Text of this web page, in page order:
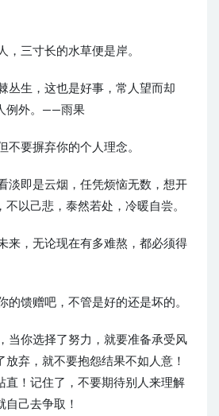
，三寸长的水草便是岸。
丛生，这也是好事，常人望而却
例外。——雨果
不要摒弃你的个人理念。
淡即是云烟，任凭烦恼无数，想开
以己悲，泰然若处，冷暖自尝。
来，无论现在有多难熬，都必须得
的馈赠吧，不管是好的还是坏的。
当你选择了努力，就要准备承受风
放弃，就不要抱怨结果不如人意！
直！记住了，不要期待别人来理解
自己去争取！